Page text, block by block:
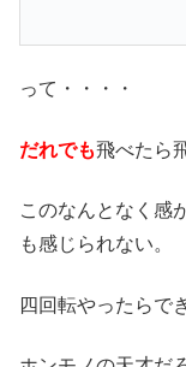
って・・・・
だれでも飛べたら
このなんとなく感
も感じられない。
四回転やったらで